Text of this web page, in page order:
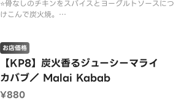
⭐️骨なしのチキンをスパイスとヨーグルトソースにつ
けこんで炭火焼。
【KP8】炭火香るジューシーマライ
カバブ／ Malai Kabab
お店価格
¥880